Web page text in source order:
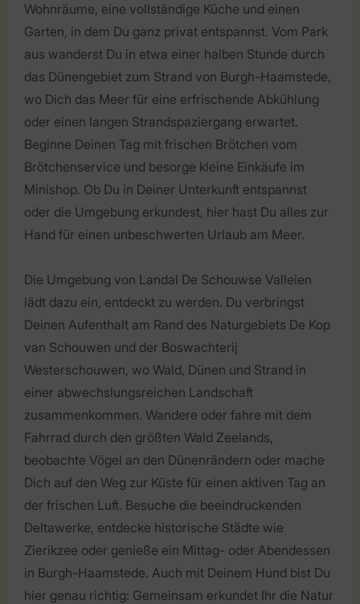
Wohnräume, eine vollständige Küche und einen
Garten, in dem Du ganz privat entspannst. Vom Park
aus wanderst Du in etwa einer halben Stunde durch
das Dünengebiet zum Strand von Burgh-Haamstede,
wo Dich das Meer für eine erfrischende Abkühlung
oder einen langen Strandspaziergang erwartet.
Beginne Deinen Tag mit frischen Brötchen vom
Brötchenservice und besorge kleine Einkäufe im
Minishop. Ob Du in Deiner Unterkunft entspannst
oder die Umgebung erkundest, hier hast Du alles zur
Hand für einen unbeschwerten Urlaub am Meer.
Die Umgebung von Landal De Schouwse Valleien
lädt dazu ein, entdeckt zu werden. Du verbringst
Deinen Aufenthalt am Rand des Naturgebiets De Kop
van Schouwen und der Boswachterij
Westerschouwen, wo Wald, Dünen und Strand in
einer abwechslungsreichen Landschaft
zusammenkommen. Wandere oder fahre mit dem
Fahrrad durch den größten Wald Zeelands,
beobachte Vögel an den Dünenrändern oder mache
Dich auf den Weg zur Küste für einen aktiven Tag an
der frischen Luft. Besuche die beeindruckenden
Deltawerke, entdecke historische Städte wie
Zierikzee oder genieße ein Mittag- oder Abendessen
in Burgh-Haamstede. Auch mit Deinem Hund bist Du
hier genau richtig: Gemeinsam erkundet Ihr die Natur